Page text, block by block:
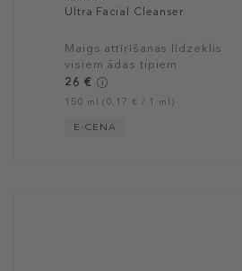
Ultra Facial Cleanser
Maigs attīrīšanas līdzeklis
visiem ādas tipiem
26 €
150 ml (0,17 € / 1 ml)
E-CENA